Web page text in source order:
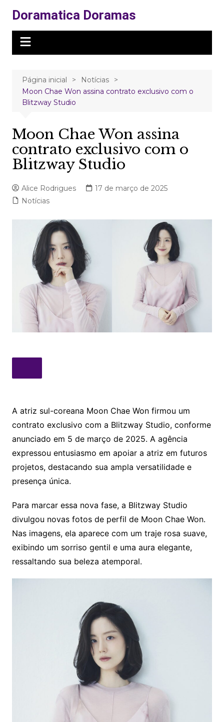
para
conteúdo
Doramatica Doramas
Página inicial
Notícias
Moon Chae Won assina contrato exclusivo com o
Blitzway Studio
Moon Chae Won assina
contrato exclusivo com o
Blitzway Studio
Alice Rodrigues
17 de março de 2025
Notícias
A atriz sul-coreana Moon Chae Won firmou um
contrato exclusivo com a Blitzway Studio, conforme
anunciado em 5 de março de 2025. A agência
expressou entusiasmo em apoiar a atriz em futuros
projetos, destacando sua ampla versatilidade e
presença única.
Para marcar essa nova fase, a Blitzway Studio
divulgou novas fotos de perfil de Moon Chae Won.
Nas imagens, ela aparece com um traje rosa suave,
exibindo um sorriso gentil e uma aura elegante,
ressaltando sua beleza atemporal.